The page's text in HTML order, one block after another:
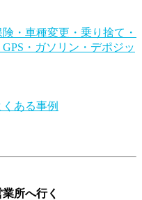
・車種変更・乗り捨て・
・ガソリン・デポジッ
ある事例
所へ行く